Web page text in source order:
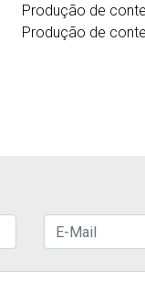
Produção de
Produção de